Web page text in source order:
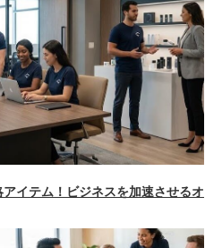
アイテム！ビジネスを加速させる